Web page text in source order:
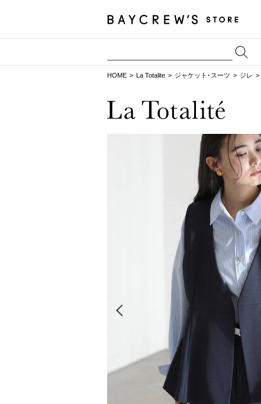
HOME La Totalite ジャケット･スーツ ジレ